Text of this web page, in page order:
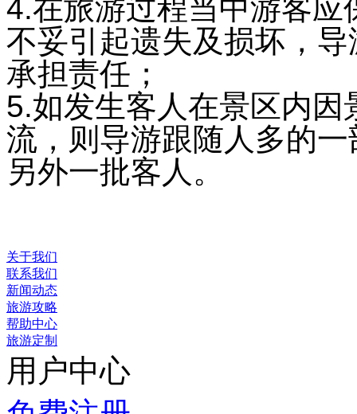
4.在旅游过程当中游客
不妥引起遗失及损坏，
承担责任；
5.如发生客人在景区内
流，则导游跟随人多的
另外一批客人。
关于我们
联系我们
新闻动态
旅游攻略
帮助中心
旅游定制
用户中心